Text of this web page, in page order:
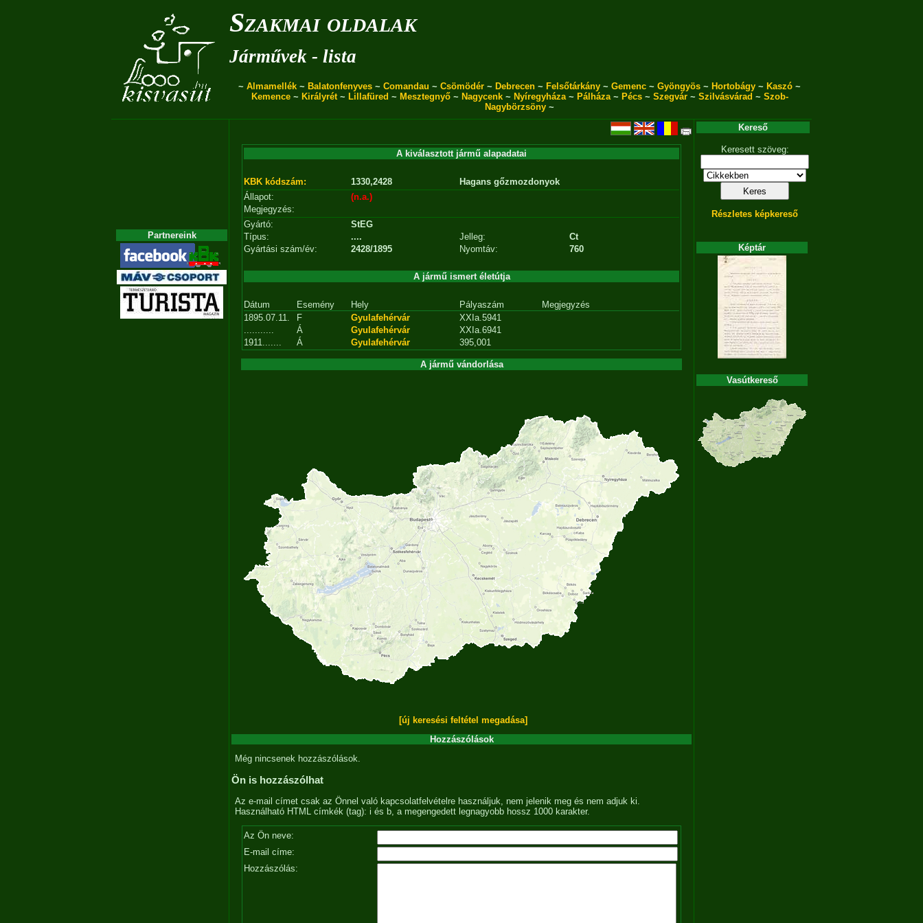
Szakmai oldalak
Járművek - lista
~ Almamellék ~ Balatonfenyves ~ Comandau ~ Csömödér ~ Debrecen ~ Felsőtárkány ~ Gemenc ~ Gyöngyös ~ Hortobágy ~ Kaszó ~
Kemence~ Királyrét~ Lillafüred ~ Mesztegnyő~ Nagycenk~ Nyíregyháza~ Pálháza~ Pécs~ Szegvár~ Szilvásvárad ~ Szob-
Nagybörzsöny ~
Partnereink
A kiválasztott jármű alapadatai
KBK kódszám: 1330,2428
Hagans gőzmozdonyok
Állapot:
(n.a.)
Megjegyzés:
Gyártó:
StEG
Típus:
.... Jelleg:
Ct
Gyártási szám/év:
2428/1895 Nyomtáv: 760
A jármű ismert életútja
Dátum Esemény Hely Pályaszám
Megjegyzés
1895.07.11.
F Gyulafehérvár
XXIa.5941
...........
Á Gyulafehérvár
XXIa.6941
1911.......
Á Gyulafehérvár 395,001
A jármű vándorlása
[új keresési feltétel megadása]
Hozzászólások
Még nincsenek hozzászólások.
Ön is hozzászólhat
Az e-mail címet csak az Önnel való kapcsolatfelvételre használjuk, nem jelenik meg és nem adjuk ki.
Használható HTML címkék (tag): i és b, a megengedett legnagyobb hossz 1000 karakter.
Az Ön neve:
E-mail címe:
Hozzászólás:
Kereső
Keresett szöveg:
Részletes képkereső
Képtár
Vasútkereső